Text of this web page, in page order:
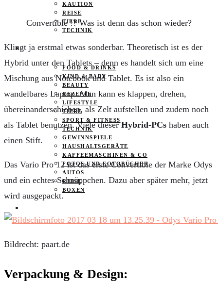
KAUTION
REISE
TIERE
TECHNIK
KATEGORIEN
FOOD & DRINKS
KIND & BABY
BEAUTY
REZEPTE
LIFESTYLE
TIERE
SPORT & FITNESS
TECHNIK
GEWINNSPIELE
HAUSHALTSGERÄTE
KAFFEEMASCHINEN & CO
FOTOS UND FOTOBÜCHER
AUTOS
REISE
BOXEN
Convertible !? Was ist denn das schon wieder?
Klingt ja erstmal etwas sonderbar. Theoretisch ist es der
Hybrid unter den Tablets – denn es handelt sich um eine
Mischung aus Notebook und Tablet. Es ist also ein
wandelbares Laptop. Man kann es klappen, drehen,
übereinanderschieben, als Zelt aufstellen und zudem noch
als Tablet benutzen. Viele dieserHybrid-PCs haben auch
einen Stift.
Das Vario Pro 12 ist das erste Convertible der Marke Odys
und ein echtes Schnäppchen. Dazu aber später mehr, jetzt
wird ausgepackt.
Bildrecht: paart.de
Verpackung & Design: